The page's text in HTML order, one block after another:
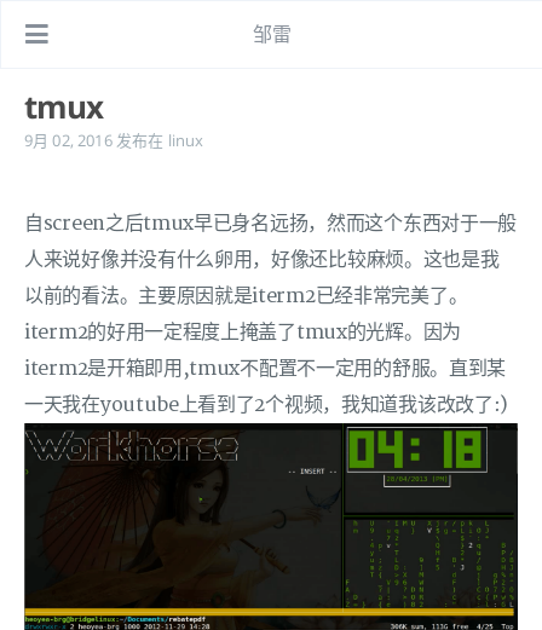
邹雷
tmux
9月 02, 2016 发布在 linux
自screen之后tmux早已身名远扬，然而这个东西对于一般
人来说好像并没有什么卵用，好像还比较麻烦。这也是我
以前的看法。主要原因就是iterm2已经非常完美了。
iterm2的好用一定程度上掩盖了tmux的光辉。因为
iterm2是开箱即用,tmux不配置不一定用的舒服。直到某
一天我在youtube上看到了2个视频，我知道我该改改了:)